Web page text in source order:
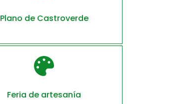
Plano de Castroverde

Feria de artesanía